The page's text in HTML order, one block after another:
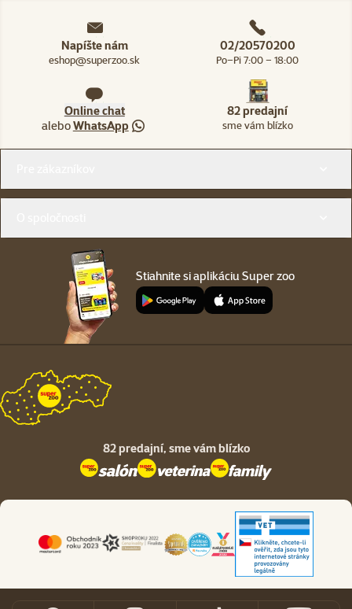
Napíšte nám
eshop@superzoo.sk
02/20570200
Po–Pi 7:00 – 18:00
Online chat
aleboWhatsApp
82 predajní
sme vám blízko
Stiahnite si aplikáciu Super zoo
82 predajní, sme vám blízko